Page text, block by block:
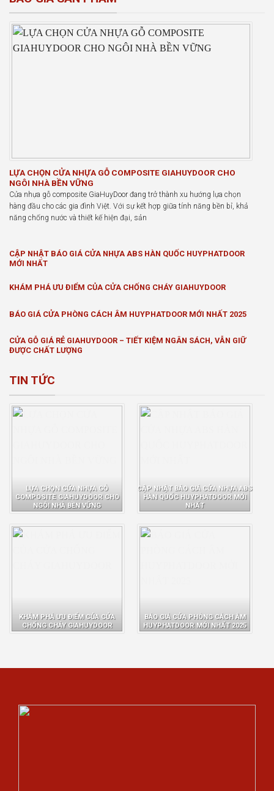
LỰA CHỌN CỬA NHỰA GỖ COMPOSITE GIAHUYDOOR CHO
NGÔI NHÀ BỀN VỮNG
Cửa nhựa gỗ composite GiaHuyDoor đang trở thành xu hướng lựa chọn
hàng đầu cho các gia đình Việt. Với sự kết hợp giữa tính năng bền bỉ, khả
năng chống nước và thiết kế hiện đại, sản
CẬP NHẬT BÁO GIÁ CỬA NHỰA ABS HÀN QUỐC HUYPHATDOOR
MỚI NHẤT
KHÁM PHÁ ƯU ĐIỂM CỦA CỬA CHỐNG CHÁY GIAHUYDOOR
BÁO GIÁ CỬA PHÒNG CÁCH ÂM HUYPHATDOOR MỚI NHẤT 2025
CỬA GỖ GIÁ RẺ GIAHUYDOOR – TIẾT KIỆM NGÂN SÁCH, VẪN GIỮ
ĐƯỢC CHẤT LƯỢNG
TIN TỨC
LỰA CHỌN CỬA NHỰA GỖ
COMPOSITE GIAHUYDOOR CHO
NGÔI NHÀ BỀN VỮNG
CẬP NHẬT BÁO GIÁ CỬA NHỰA ABS
HÀN QUỐC HUYPHATDOOR MỚI
NHẤT
KHÁM PHÁ ƯU ĐIỂM CỦA CỬA
CHỐNG CHÁY GIAHUYDOOR
BÁO GIÁ CỬA PHÒNG CÁCH ÂM
HUYPHATDOOR MỚI NHẤT 2025